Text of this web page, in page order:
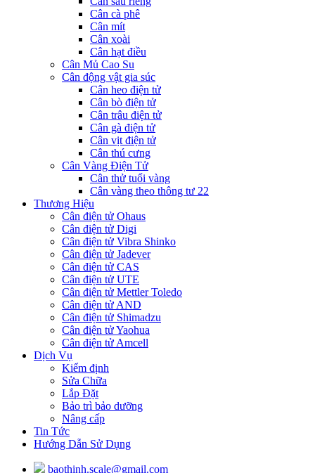
Cân cà phê
Cân mít
Cân xoài
Cân hạt điều
Cân Mủ Cao Su
Cân động vật gia súc
Cân heo điện tử
Cân bò điện tử
Cân trâu điện tử
Cân gà điện tử
Cân vịt điện tử
Cân thú cưng
Cân Vàng Điện Tử
Cân thử tuổi vàng
Cân vàng theo thông tư 22
Thương Hiệu
Cân điện tử Ohaus
Cân điện tử Digi
Cân điện tử Vibra Shinko
Cân điện tử Jadever
Cân điện tử CAS
Cân điện tử UTE
Cân điện tử Mettler Toledo
Cân điện tử AND
Cân điện tử Shimadzu
Cân điện tử Yaohua
Cân điện tử Amcell
Dịch Vụ
Kiểm định
Sửa Chữa
Lắp Đặt
Bảo trì bảo dưỡng
Nâng cấp
Tin Tức
Hướng Dẫn Sử Dụng
baothinh.scale@gmail.com